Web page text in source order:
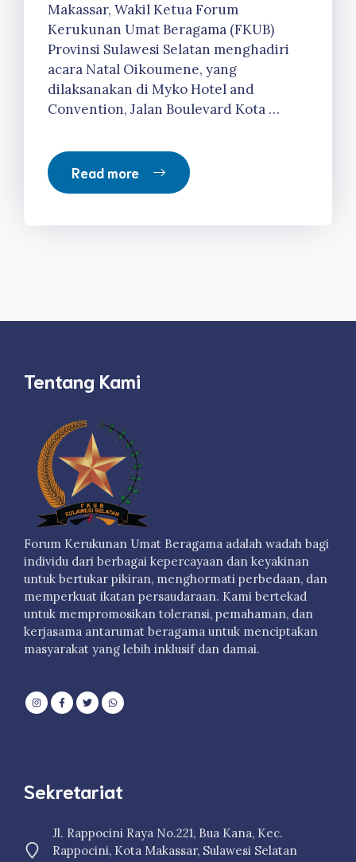
Makassar, Wakil Ketua Forum
Kerukunan Umat Beragama (FKUB)
Provinsi Sulawesi Selatan menghadiri
acara Natal Oikoumene, yang
dilaksanakan di Myko Hotel and
Convention, Jalan Boulevard Kota …
Read more
Tentang Kami
Forum Kerukunan Umat Beragama adalah wadah bagi
individu dari berbagai kepercayaan dan keyakinan
untuk bertukar pikiran, menghormati perbedaan, dan
memperkuat ikatan persaudaraan. Kami bertekad
untuk mempromosikan toleransi, pemahaman, dan
kerjasama antarumat beragama untuk menciptakan
masyarakat yang lebih inklusif dan damai.
Sekretariat
Jl. Rappocini Raya No.221, Bua Kana, Kec.
Rappocini, Kota Makassar, Sulawesi Selatan